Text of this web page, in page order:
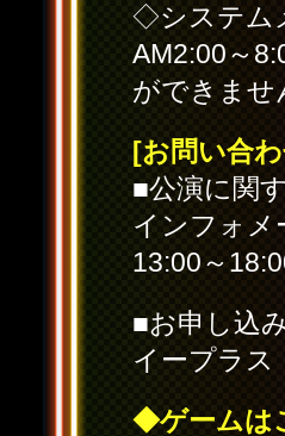
◇システム
AM2:00～
ができませ
[お問い合
■公演に関
インフォ
13:00～
■お申し込
イープラ
◆ゲームは